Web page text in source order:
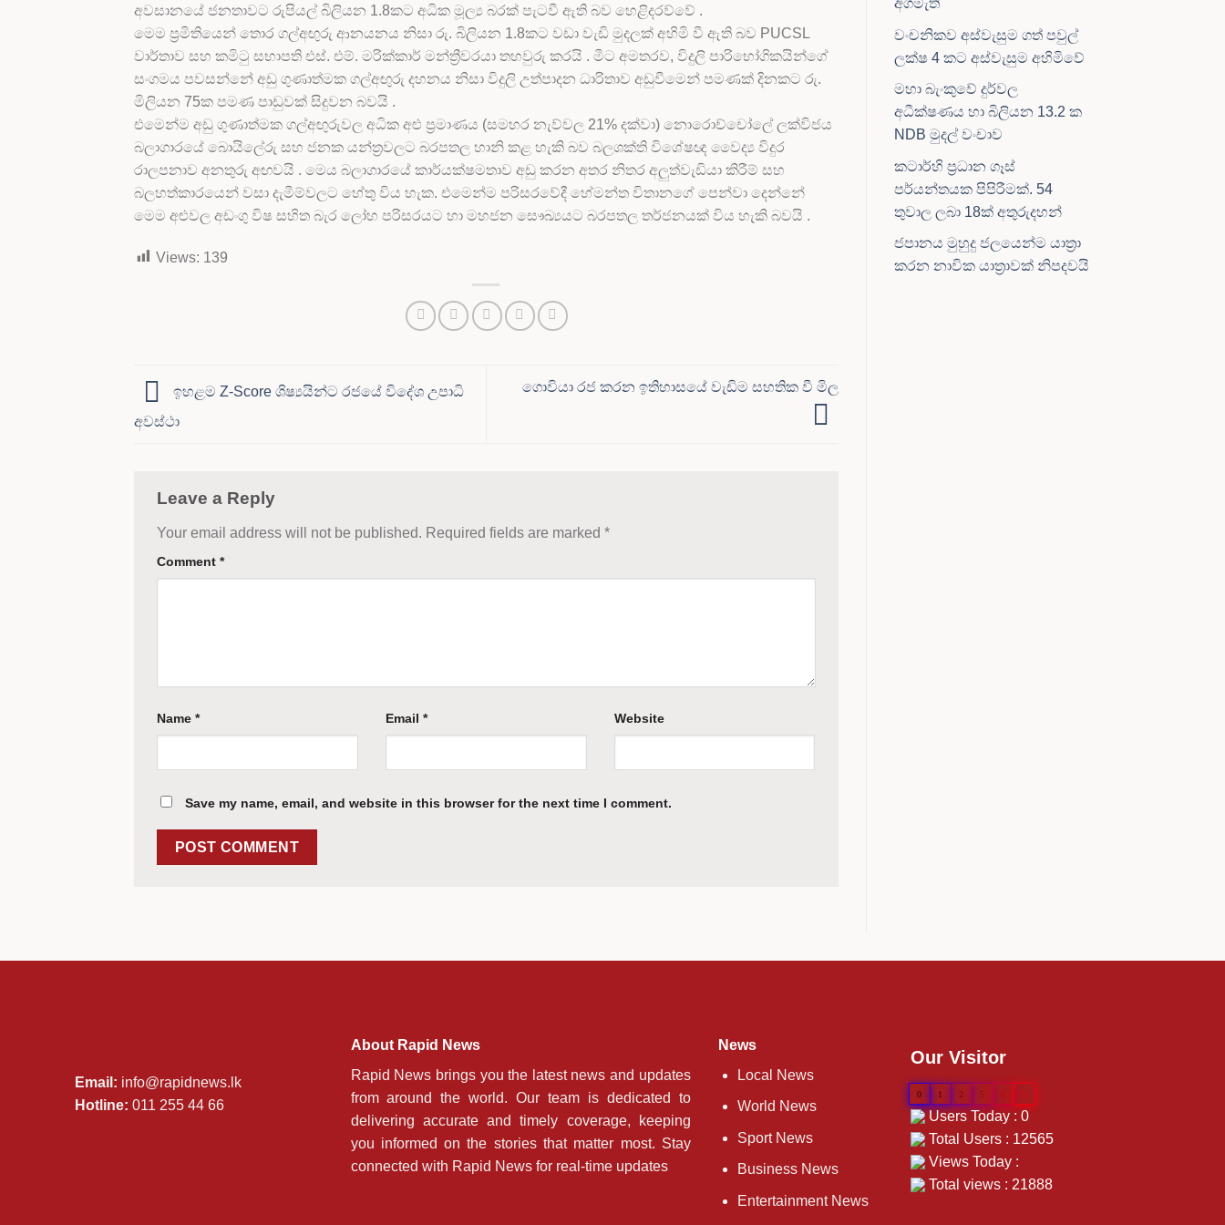
අවසානයේ ජනතාවට රුපියල් බිලියන 1.8කට අධික මූල්‍ය බරක් පැටවී ඇති බව හෙළිදරව්වේ .
මෙම ප්‍රමිතියෙන් තොර ගල්අඟුරු ආනයනය නිසා රු. බිලියන 1.8කට වඩා වැඩි මුදලක් අහිමි වී ඇති බව PUCSL
වාර්තාව සහ කමිටු සභාපති එස්. එම්. මරික්කාර් මන්ත්‍රීවරයා තහවුරු කරයි . මීට අමතරව, විදුලි පාරිභෝගිකයින්ගේ
සංගමය පවසන්නේ අඩු ගුණාත්මක ගල්අඟුරු දහනය නිසා විදුලි උත්පාදන ධාරිතාව අඩුවීමෙන් පමණක් දිනකට රු.
මිලියන 75ක පමණ පාඩුවක් සිදුවන බවයි .
එමෙන්ම අඩු ගුණාත්මක ගල්අඟුරුවල අධික අළු ප්‍රමාණය (සමහර නැව්වල 21% දක්වා) නොරොච්චෝලේ ලක්විජය
බලාගාරයේ බොයිලේරු සහ ජනක යන්ත්‍රවලට බරපතල හානි කළ හැකි බව බලශක්ති විශේෂඥ වෛද්‍ය විදුර
රාලපනාව අනතුරු අඟවයි . මෙය බලාගාරයේ කාර්යක්ෂමතාව අඩු කරන අතර නිතර අලුත්වැඩියා කිරීම් සහ
බලහත්කාරයෙන් වසා දැමීම්වලට හේතු විය හැක. එමෙන්ම පරිසරවේදී හේමන්ත විතානගේ පෙන්වා දෙන්නේ
මෙම අළුවල අඩංගු විෂ සහිත බැර ලෝහ පරිසරයට හා මහජන සෞඛ්‍යයට බරපතල තර්ජනයක් විය හැකි බවයි .
Views: 139
ඉහළම Z-Score ශිෂ්‍යයින්ට රජයේ විදේශ උපාධි
අවස්ථා
ගොවියා රජ කරන ඉතිහාසයේ වැඩිම සහතික වී මිල
Leave a Reply
Your email address will not be published. Required fields are marked *
Comment *
Name * Email * Website
Save my name, email, and website in this browser for the next time I comment.
අගමැති
වංචනිකව අස්වැසුම ගත් පවුල්
ලක්ෂ 4 කට අස්වැසුම අහිමිවේ
මහා බැංකුවේ දුර්වල
අධීක්ෂණය හා බිලියන 13.2 ක
NDB මුදල් වංචාව
කටාර්හි ප්‍රධාන ගෑස්
පර්යන්තයක පිපිරීමක්. 54
තුවාල ලබා 18ක් අතුරුදහන්
ජපානය මුහුදු ජලයෙන්ම යාත්‍රා
කරන නාවික යාත්‍රාවක් නිපදවයි
Email: info@rapidnews.lk
Hotline: 011 255 44 66
About Rapid News
Rapid News brings you the latest news and updates
from around the world. Our team is dedicated to
delivering accurate and timely coverage, keeping
you informed on the stories that matter most. Stay
connected with Rapid News for real-time updates
News
Local News
World News
Sport News
Business News
Entertainment News
Our Visitor
0 1 2 5 5
Users Today : 0
Total Users : 12565
Views Today :
Total views : 21888